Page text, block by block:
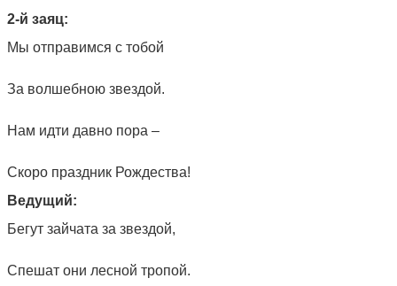
2-й заяц:
Мы отправимся с тобой
За волшебною звездой.
Нам идти давно пора –
Скоро праздник Рождества!
Ведущий:
Бегут зайчата за звездой,
Спешат они лесной тропой.